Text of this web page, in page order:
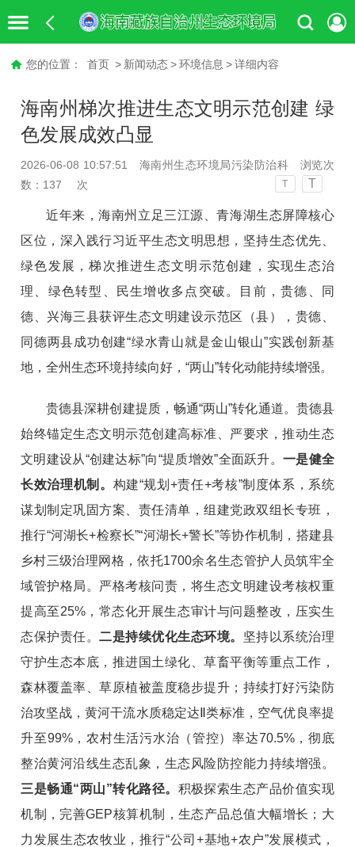
您的位置： 首页 > 新闻动态 > 环境信息 > 详细内容
海南州梯次推进生态文明示范创建 绿
色发展成效凸显
2026-06-08 10:57:51 海南州生态环境局污染防治科
浏览次
数： 137 次 T T
近年来，海南州立足三江源、青海湖生态屏障核心
区位，深入践行习近平生态文明思想，坚持生态优先、
绿色发展，梯次推进生态文明示范创建，实现生态治
理、绿色转型、民生增收多点突破。目前，贵德、同
德、兴海三县获评生态文明建设示范区（县），贵德、
同德两县成功创建“绿水青山就是金山银山”实践创新基
地，全州生态环境持续向好，“两山”转化动能持续增强。
贵德县深耕创建提质，畅通“两山”转化通道。 贵德县
始终锚定生态文明示范创建高标准、严要求，推动生态
文明建设从“创建达标”向“提质增效”全面跃升。一是健全
长效治理机制。 构建“规划 +责任+考核”制度体系 ， 系统
谋划制定巩固方案、责任清单，组建党政双组长专班，
推行“河湖长+检察长”“河湖长+警长”等协作机制， 搭建县
乡村三级治理网格，依托1700余名生态管护人员筑牢全
域管护格局。严格考核问责，将生态文明建设考核权重
提高至25%， 常态化开展生态审计与问题整改，压实生
态保护责任。二是持续优化生态环境。 坚持以系统治理
守护生态本底，推进国土绿化、草畜平衡等重点工作，
森林覆盖率、草原植被盖度稳步提升；持续打好污染防
治攻坚战，黄河干流水质稳定达 Ⅱ类标准，空气优良率提
升至99%，农村生活污水治（管控）率达70.5%，彻底
整治黄河沿线生态乱象 ，生态风险防控能力持续增强。
三是畅通“两山”转化路径。 积极探索生态产品价值实现
机制，完善GEP核算机制，生态产品总值大幅增长； 大
力发展生态农牧业， 推行“公司 +基地+农户”发展模式，